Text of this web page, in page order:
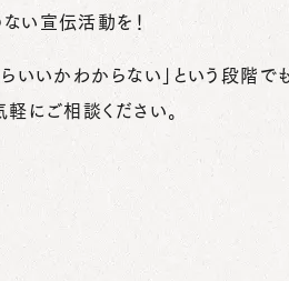
い宣伝活動を！
いいかわからない」という段階でも
にご相談ください。